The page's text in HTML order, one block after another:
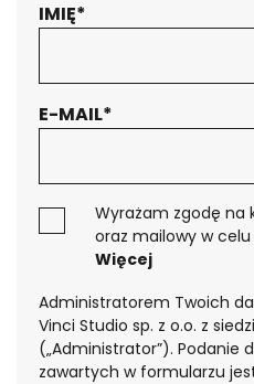
IMIĘ*
E-MAIL*
Wyrażam zgodę
oraz mailowy w celu
Więcej
Administratorem Twoich
Vinci Studio sp. z o.o. z
(„Administrator”). Podanie
zawartych w formularzu
Jesteś
ofertą?
Pobierz przewodnik
po automatyzacji